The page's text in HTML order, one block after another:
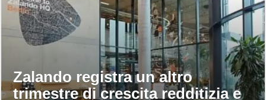
Zalando registra un altro
trimestre di crescita redditizia e